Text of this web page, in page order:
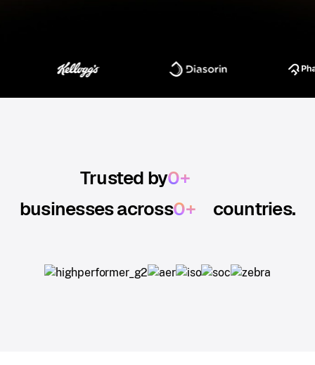
Trusted by0+
businesses across0+ countries.